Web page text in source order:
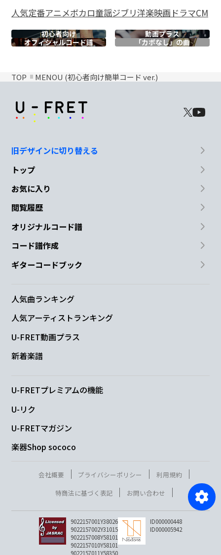
人気定番アニメボカロ童謡ジブリ洋楽映画ドラマCM
初心者向け
動画プラス
オフィシャルコード譜 「カポなし」の曲
TOP MENOU (初心者向け簡単コード ver.)
旧デザインに切り替える
トップ
お気に入り
閲覧履歴
オリジナルコード譜
コード譜作成
ギターコードブック
人気曲ランキング
人気アーティストランキング
U-FRET動画プラス
新着楽譜
U-FRETプレミアムの機能
U-リク
U-FRETマガジン
楽器Shop sococo
会社概要 プライバシーポリシー
利用規約
特商法に基づく表記
お問い合わせ
9022157001Y38026
9022157002Y31015
9022157008Y58101
9022157010Y58101
9022157011Y58350
ID000000448
ID000005942